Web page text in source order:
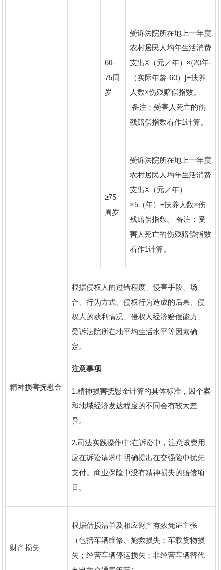
60-
75周
岁
受诉法院所在地上一年度
农村居民人均年生活消费
支出X（元／年）×{20年-
（实际年龄-60）}÷扶养
人数×伤残赔偿指数。
备注：受害人死亡的伤
残赔偿指数看作1计算。
≥75
周岁
受诉法院所在地上一年度
农村居民人均年生活消费
支出X（元／年）
×5（年）÷扶养人数×伤
残赔偿指数。 备注：受
害人死亡的伤残赔偿指数
看作1计算。
精神损害抚慰金
根据侵权人的过错程度、侵害手段、场
合、行为方式、侵权行为造成的后果、侵
权人的获利情况、侵权人经济赔偿能力、
受诉法院所在地平均生活水平等因素确
定。
注意事项
1.精神损害抚慰金计算的具体标准，因个案
和地域经济发达程度的不同会有较大差
异。
2.司法实践操作中:在诉讼中，注意该费用
应在诉讼请求中明确提出在交强险中优先
支付。商业保险中没有精神损失的赔偿项
目。
财产损失
根据估损清单及相应财产有效凭证主张
（包括车辆维修、施救损失；车载货物损
失；经营车辆停运损失；非经营车辆替代